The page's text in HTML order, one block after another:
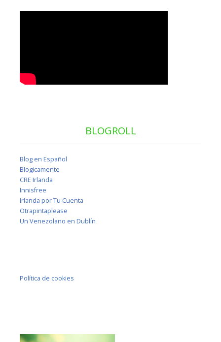
BLOGROLL
Blog en Español
Blogicamente
CRE Irlanda
Innisfree
Irlanda por Tu Cuenta
Otrapintaplease
Un Venezolano en Dublín
Política de cookies